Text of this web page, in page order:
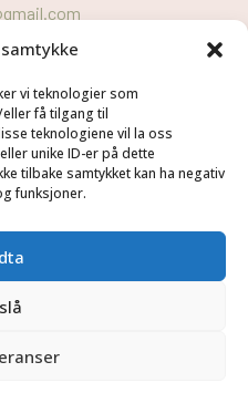
vi teknologier som
få tilgang til
teknologiene vil la oss
unike ID-er på dette
tilbake samtykket kan ha negativ
funksjoner.
(EU)
Følg meg